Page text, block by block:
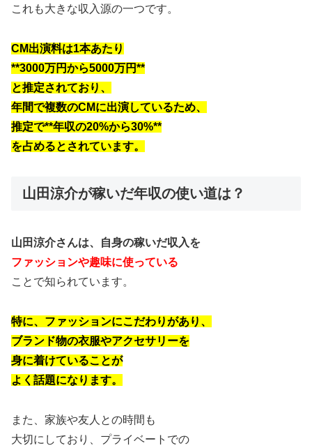
これも大きな収入源の一つです。
CM出演料は1本あたり
**3000万円から5000万円**
と推定されており、
年間で複数のCMに出演しているため、
推定で**年収の20%から30%**
を占めるとされています。
山田涼介が稼いだ年収の使い道は？
山田涼介さんは、自身の稼いだ収入を
ファッションや趣味に使っている
ことで知られています。
特に、ファッションにこだわりがあり、
ブランド物の衣服やアクセサリーを
身に着けていることが
よく話題になります。
また、家族や友人との時間も
大切にしており、プライベートでの